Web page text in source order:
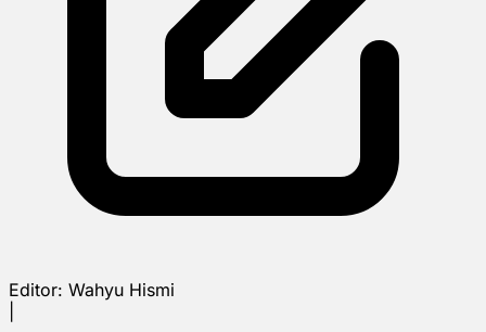
Editor: Wahyu Hismi